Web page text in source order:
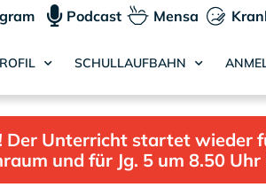
Podcast Mensa
SCHULLAUFBAHN
Unterricht startet wieder
und für Jg. 5 um 8.50